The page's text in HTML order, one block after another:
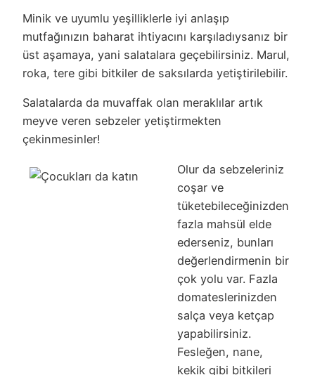
Minik ve uyumlu yeşilliklerle iyi anlaşıp
mutfağınızın baharat ihtiyacını karşıladıysanız bir
üst aşamaya, yani salatalara geçebilirsiniz. Marul,
roka, tere gibi bitkiler de saksılarda yetiştirilebilir.
Salatalarda da muvaffak olan meraklılar artık
meyve veren sebzeler yetiştirmekten
çekinmesinler!
Olur da sebzeleriniz
coşar ve
tüketebileceğinizden
fazla mahsül elde
ederseniz, bunları
değerlendirmenin bir
çok yolu var. Fazla
domateslerinizden
salça veya ketçap
yapabilirsiniz.
Fesleğen, nane,
kekik gibi bitkileri